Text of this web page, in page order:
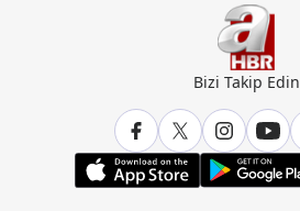
Bizi Takip Edin